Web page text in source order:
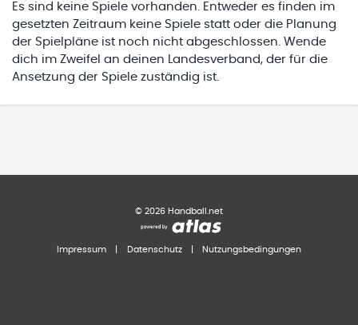
Es sind keine Spiele vorhanden. Entweder es finden im
gesetzten Zeitraum keine Spiele statt oder die Planung
der Spielpläne ist noch nicht abgeschlossen. Wende
dich im Zweifel an deinen Landesverband, der für die
Ansetzung der Spiele zuständig ist.
© 2026 Handball.net
Impressum Datenschutz Nutzungsbedingungen